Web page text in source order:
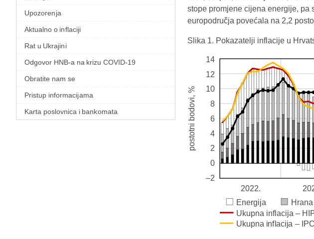
Upozorenja
Aktualno o inflaciji
Rat u Ukrajini
Odgovor HNB-a na krizu COVID-19
Obratite nam se
Pristup informacijama
Karta poslovnica i bankomata
stope promjene cijena energije, pa
europodručja povećala na 2,2
Slika 1. Pokazatelji inflacije u